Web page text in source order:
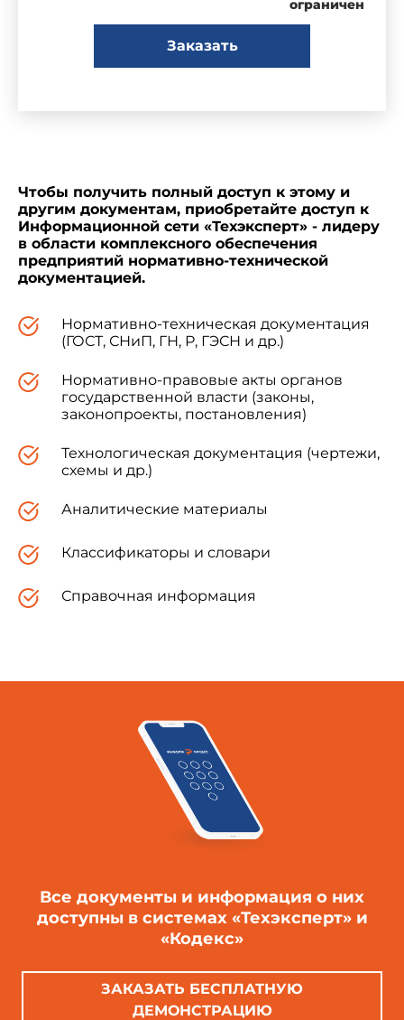
ограничен
Заказать
Чтобы получить полный доступ к этому и
другим документам, приобретайте доступ к
Информационной сети «Техэксперт» - лидеру
в области комплексного обеспечения
предприятий нормативно-технической
документацией.
Нормативно-техническая документация
(ГОСТ, СНиП, ГН, Р, ГЭСН и др.)
Нормативно-правовые акты органов
государственной власти (законы,
законопроекты, постановления)
Технологическая документация (чертежи,
схемы и др.)
Аналитические материалы
Классификаторы и словари
Справочная информация
Все документы и информация о них
доступны в системах «Техэксперт» и
«Кодекс»
ЗАКАЗАТЬ БЕСПЛАТНУЮ
ДЕМОНСТРАЦИЮ